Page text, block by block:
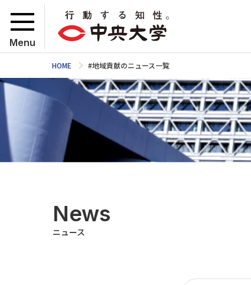
Menu
HOME #地域貢献のニュース一覧
News
ニュース